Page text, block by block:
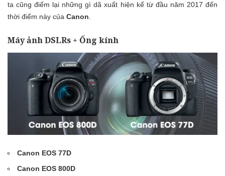
ta cũng điểm lại những gì dã xuất hiện kể từ đầu năm 2017 đến
thời điểm này của Canon
Máy ảnh DSLRs + Ống kính
Canon EOS 77D
Canon EOS 800D